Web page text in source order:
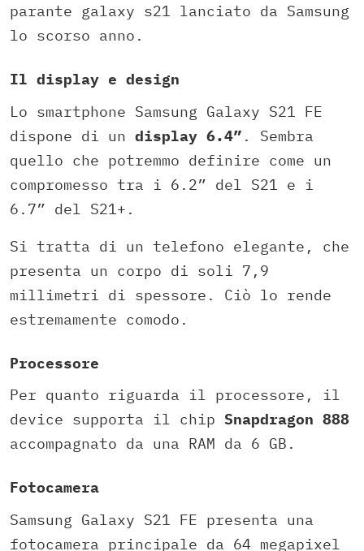
parante galaxy s21 lanciato da Samsung
lo scorso anno.
Il display e design
Lo smartphone Samsung Galaxy S21 FE
dispone di un display 6.4” . Sembra
quello che potremmo definire come un
compromesso tra i 6.2” del S21 e i
6.7” del S21+.
Si tratta di un telefono elegante, che
presenta un corpo di soli 7,9
millimetri di spessore. Ciò lo rende
estremamente comodo.
Processore
Per quanto riguarda il processore, il
device supporta il chip Snapdragon 888
accompagnato da una RAM da 6 GB.
Fotocamera
Samsung Galaxy S21 FE presenta una
fotocamera principale da 64 megapixel